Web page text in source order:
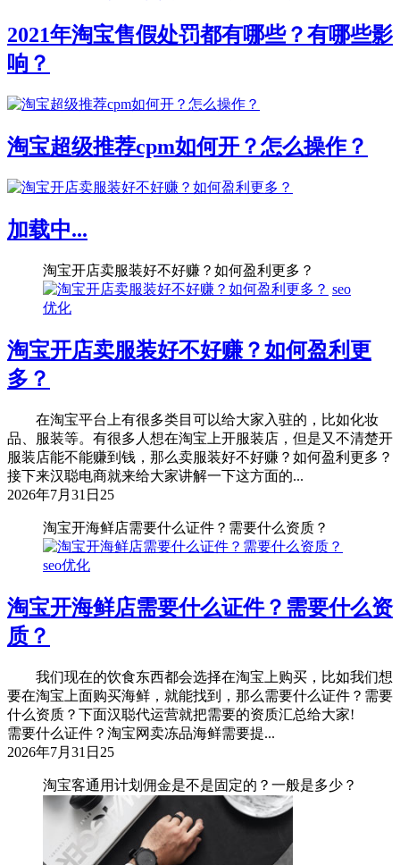
2021年淘宝售假处罚都有哪些？有哪些影
响？
淘宝超级推荐cpm如何开？怎么操作？
加载中...
淘宝开店卖服装好不好赚？如何盈利更多？
seo
优化
淘宝开店卖服装好不好赚？如何盈利更
多？
在淘宝平台上有很多类目可以给大家入驻的，比如化妆
品、服装等。有很多人想在淘宝上开服装店，但是又不清楚开
服装店能不能赚到钱，那么卖服装好不好赚？如何盈利更多？
接下来汉聪电商就来给大家讲解一下这方面的...
2026年7月31日 25
淘宝开海鲜店需要什么证件？需要什么资质？
seo优化
淘宝开海鲜店需要什么证件？需要什么资
质？
我们现在的饮食东西都会选择在淘宝上购买，比如我们想
要在淘宝上面购买海鲜，就能找到，那么需要什么证件？需要
什么资质？下面汉聪代运营就把需要的资质汇总给大家!
需要什么证件？淘宝网卖冻品海鲜需要提...
2026年7月31日 25
淘宝客通用计划佣金是不是固定的？一般是多少？